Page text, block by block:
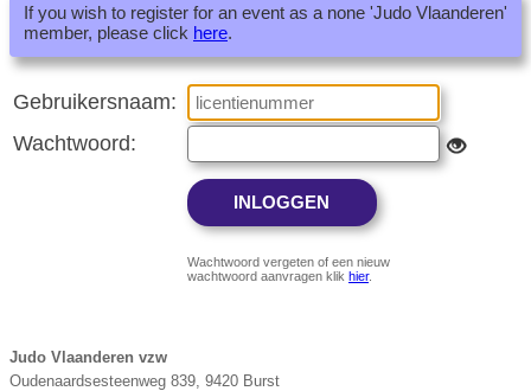
If you wish to register for an event as a none 'Judo Vlaanderen'
member, please click here.
Gebruikersnaam:
Wachtwoord:
Wachtwoord vergeten of een nieuw
wachtwoord aanvragen klik hier.
Judo Vlaanderen vzw
Oudenaardsesteenweg 839, 9420 Burst